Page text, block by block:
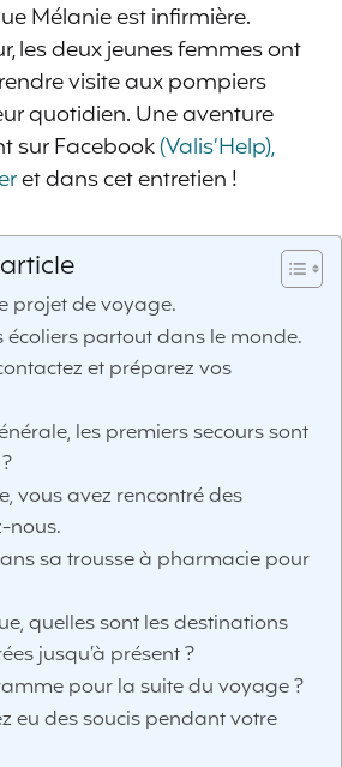
Mélanie est infirmière.
les deux jeunes femmes ont
visite aux pompiers
quotidien. Une aventure
sur Facebook(Valis’Help),
et dans cet entretien !
projet de voyage.
écoliers partout dans le monde.
et préparez vos
les premiers secours sont
vous avez rencontré des
nous.
sa trousse à pharmacie pour
quelles sont les destinations
jusqu’à présent ?
pour la suite du voyage ?
eu des soucis pendant votre